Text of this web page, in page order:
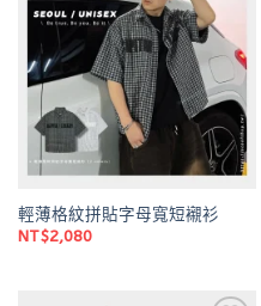
Add to
wishlist
輕薄格紋拼貼字母寬短襯衫
NT$2,080